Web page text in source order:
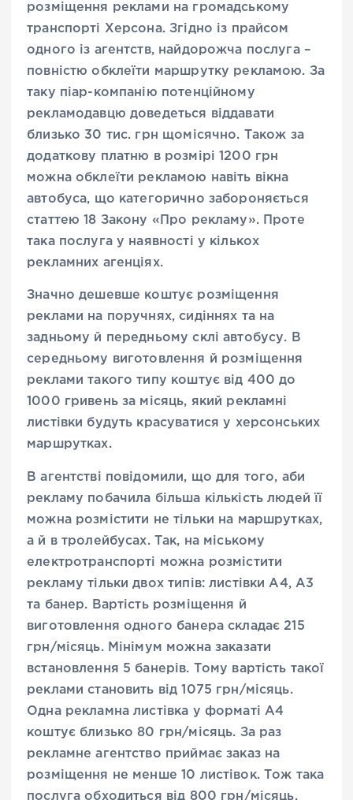
розміщення реклами на громадському
транспорті Херсона. Згідно із прайсом
одного із агентств, найдорожча послуга –
повністю обклеїти маршрутку рекламою. За
таку піар-компанію потенційному
рекламодавцю доведеться віддавати
близько 30 тис. грн щомісячно. Також за
додаткову платню в розмірі 1200 грн
можна обклеїти рекламою навіть вікна
автобуса, що категорично забороняється
статтею 18 Закону «Про рекламу». Проте
така послуга у наявності у кількох
рекламних агенціях.
Значно дешевше коштує розміщення
реклами на поручнях, сидіннях та на
задньому й передньому склі автобусу. В
середньому виготовлення й розміщення
реклами такого типу коштує від 400 до
1000 гривень за місяць, який рекламні
листівки будуть красуватися у херсонських
маршрутках.
В агентстві повідомили, що для того, аби
рекламу побачила більша кількість людей її
можна розмістити не тільки на маршрутках,
а й в тролейбусах. Так, на міському
електротранспорті можна розмістити
рекламу тільки двох типів: листівки А4, А3
та банер. Вартість розміщення й
виготовлення одного банера складає 215
грн/місяць. Мінімум можна заказати
встановлення 5 банерів. Тому вартість такої
реклами становить від 1075 грн/місяць.
Одна рекламна листівка у форматі А4
коштує близько 80 грн/місяць. За раз
рекламне агентство приймає заказ на
розміщення не менше 10 листівок. Тож така
послуга обходиться від 800 грн/місяць.